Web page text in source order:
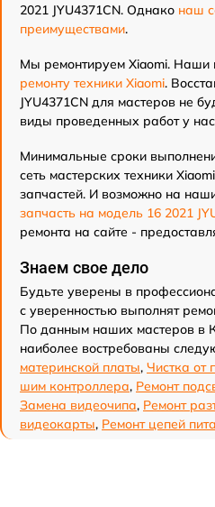
2021 JYU4371CN. Однако наш
преимуществами.
Мы ремонтируем Xiaomi. Наши
ремонту техники Xiaomi.
JYU4371CN для мастеров не
виды проведенных работ у
Минимальные сроки
сеть мастерских техники
запчастей. И возможно на
запчасть на модель 16 2021
ремонта на сайте -
Знаем свое дело
Будьте уверены в
с уверенностью выполнят
По данным наших мастеров в
наиболее востребованы
материнской платы, Чистка от
шим контроллера, Ремонт
Замена видеочипа, Ремонт
видеокарты, Ремонт цепей